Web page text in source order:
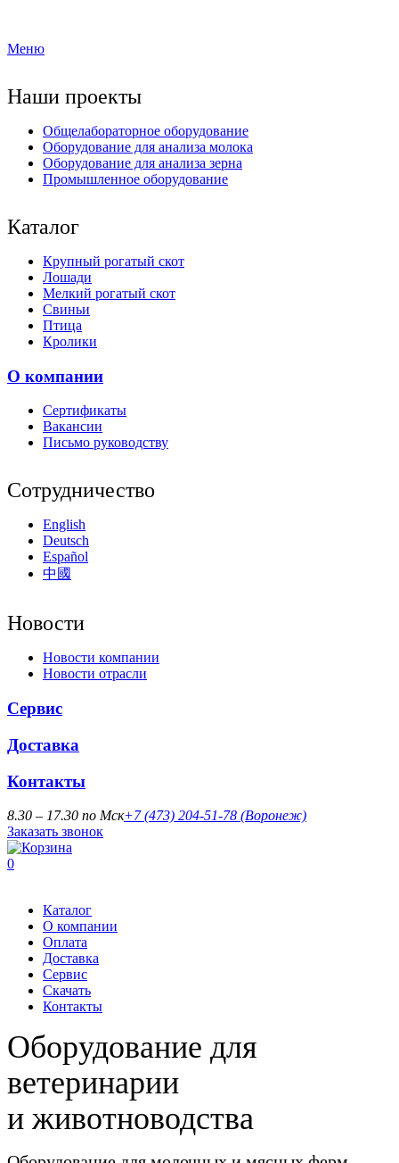
Меню
Наши проекты
Общелабораторное оборудование
Оборудование для анализа молока
Оборудование для анализа зерна
Промышленное оборудование
Каталог
Крупный рогатый скот
Лошади
Мелкий рогатый скот
Свиньи
Птица
Кролики
О компании
Сертификаты
Вакансии
Письмо руководству
Сотрудничество
English
Deutsch
Español
中國
Новости
Новости компании
Новости отрасли
Сервис
Доставка
Контакты
8.30 – 17.30 по Мск+7 (473) 204-51-78 (Воронеж)
Заказать звонок
0
Каталог
О компании
Оплата
Доставка
Сервис
Скачать
Контакты
Оборудование для
ветеринарии
и животноводства